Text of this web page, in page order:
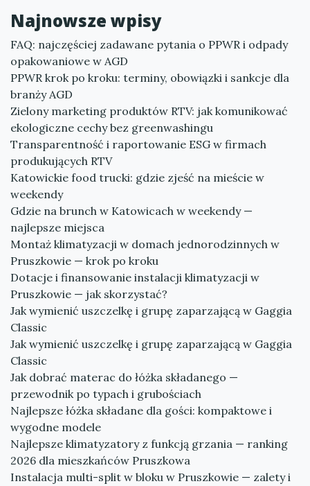
Najnowsze wpisy
FAQ: najczęściej zadawane pytania o PPWR i odpady
opakowaniowe w AGD
PPWR krok po kroku: terminy, obowiązki i sankcje dla
branży AGD
Zielony marketing produktów RTV: jak komunikować
ekologiczne cechy bez greenwashingu
Transparentność i raportowanie ESG w firmach
produkujących RTV
Katowickie food trucki: gdzie zjeść na mieście w
weekendy
Gdzie na brunch w Katowicach w weekendy —
najlepsze miejsca
Montaż klimatyzacji w domach jednorodzinnych w
Pruszkowie — krok po kroku
Dotacje i finansowanie instalacji klimatyzacji w
Pruszkowie — jak skorzystać?
Jak wymienić uszczelkę i grupę zaparzającą w Gaggia
Classic
Jak wymienić uszczelkę i grupę zaparzającą w Gaggia
Classic
Jak dobrać materac do łóżka składanego —
przewodnik po typach i grubościach
Najlepsze łóżka składane dla gości: kompaktowe i
wygodne modele
Najlepsze klimatyzatory z funkcją grzania — ranking
2026 dla mieszkańców Pruszkowa
Instalacja multi-split w bloku w Pruszkowie — zalety i